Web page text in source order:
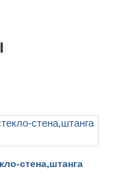
стена,штанга